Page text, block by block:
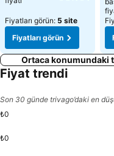
Fiyatları görün: 5 site
Fiyatları görün
Ortaca konumundaki
Fiyat trendi
Son 30 günde trivago’daki en
₺0
₺0